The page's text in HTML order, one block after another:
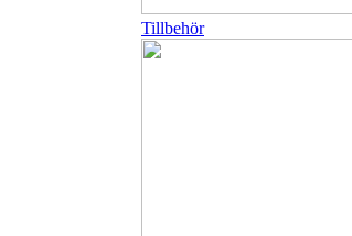
Tillbehör